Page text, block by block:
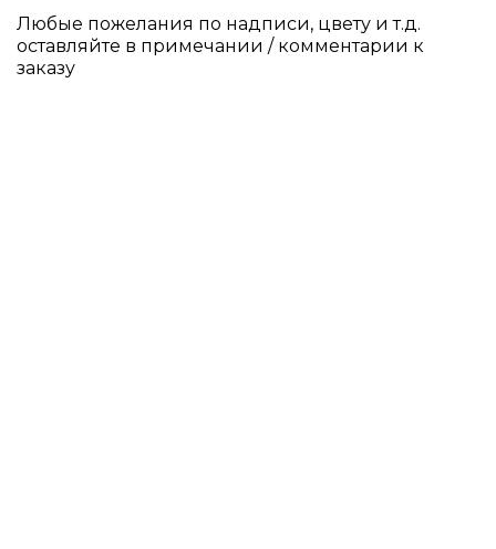
Любые пожелания по надписи, цвету и т.д.
оставляйте в примечании / комментарии к
заказу